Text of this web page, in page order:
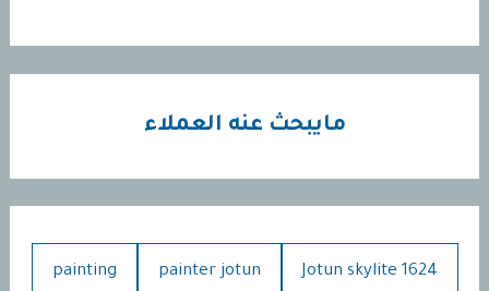
مايبحث عنه العملاء
Jotun skylite 1624
painter jotun
painting